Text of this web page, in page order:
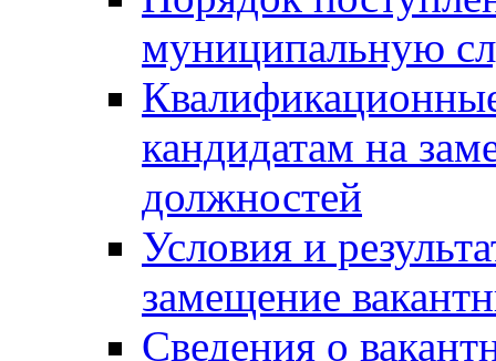
муниципальную
кандидатам на
должностей
Условия и
замещение
Сведения о